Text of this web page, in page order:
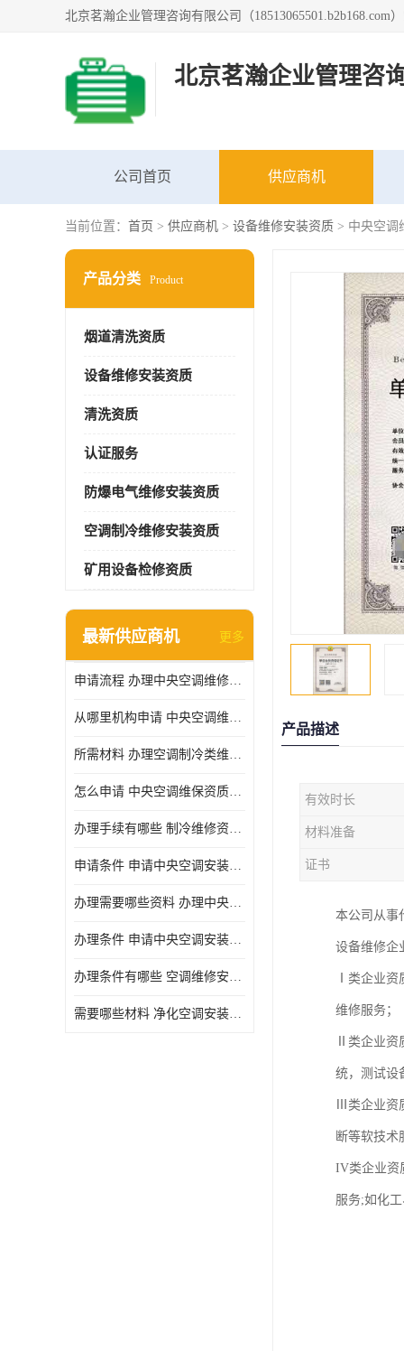
北京茗瀚企业管理咨
公司首页 供应商机
当前位置： 首页 > 供应商机 > 设备维修安装资质 > 中央空调
产品分类 Product
烟道清洗资质
设备维修安装资质
清洗资质
认证服务
防爆电气维修安装资质
空调制冷维修安装资质
矿用设备检修资质
最新供应商机 更多
申请流程 办理中央空调维修安装资质所需材料
从哪里机构申请 中央空调维修安装资质申请材料
所需材料 办理空调制冷类维修资质有什么要求
怎么申请 中央空调维保资质需要哪些手续
办理手续有哪些 制冷维修资质需要什么条件
申请条件 申请中央空调安装维修资质需要哪些手续
办理需要哪些资料 办理中央空调维修安装资质手续有哪些
办理条件 申请中央空调安装维修资质需要什么条件
办理条件有哪些 空调维修安装资质需要哪些条件
需要哪些材料 净化空调安装维修资质怎么办理流程
产品描述
有效时长
材料准备
证书
本公司从事
设备维修企
Ⅰ类企业资
维修服务；
Ⅱ类企业资
统，测试设
Ⅲ类企业资
断等软技术
IV类企业资
服务;如化